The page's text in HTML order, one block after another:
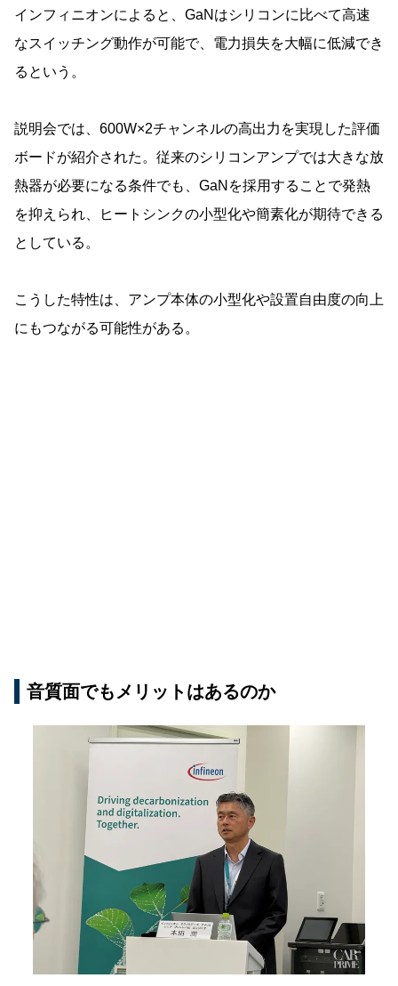
インフィニオンによると、GaNはシリコンに比べて高速
なスイッチング動作が可能で、電力損失を大幅に低減でき
るという。
説明会では、600W×2チャンネルの高出力を実現した評価
ボードが紹介された。従来のシリコンアンプでは大きな放
熱器が必要になる条件でも、GaNを採用することで発熱
を抑えられ、ヒートシンクの小型化や簡素化が期待できる
としている。
こうした特性は、アンプ本体の小型化や設置自由度の向上
にもつながる可能性がある。
音質面でもメリットはあるのか